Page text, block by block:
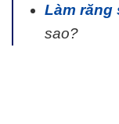
Làm răng
sao?